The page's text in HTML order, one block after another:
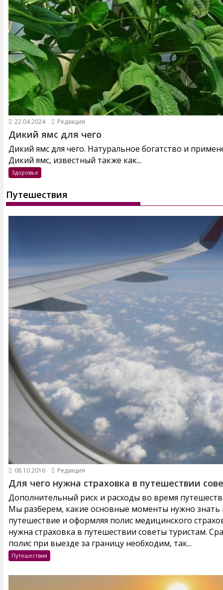
22.04.2024 Редакция
Дикий ямс для чего
Дикий ямс для чего. Натуральное богатство и
Дикий ямс, известный также как...
Здоровье
Путешествия
08.10.2016 Редакция
Для чего нужна страховка в путешествии
Дополнительный риск и расходы во время
Мы разберем, какие основные моменты нужно знать
путешествие и оформляя полис медицинского
нужна страховка в путешествии советы туристам.
полис при выезде за границу необходим, так...
Путешествия